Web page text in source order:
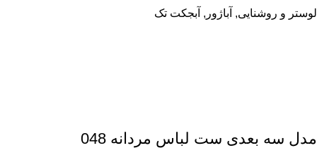
لوستر و روشنایی, آباژور , آبجکت تک
مدل سه بعدی ست لباس مردانه 048